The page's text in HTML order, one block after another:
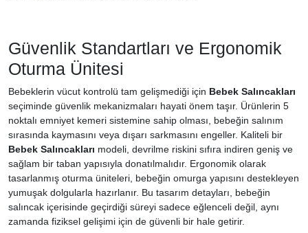
Güvenlik Standartları ve Ergonomik
Oturma Ünitesi
Bebeklerin vücut kontrolü tam gelişmediği için Bebek Salıncakları
seçiminde güvenlik mekanizmaları hayati önem taşır. Ürünlerin 5
noktalı emniyet kemeri sistemine sahip olması, bebeğin salınım
sırasında kaymasını veya dışarı sarkmasını engeller. Kaliteli bir
Bebek Salıncakları modeli, devrilme riskini sıfıra indiren geniş ve
sağlam bir taban yapısıyla donatılmalıdır. Ergonomik olarak
tasarlanmış oturma üniteleri, bebeğin omurga yapısını destekleyen
yumuşak dolgularla hazırlanır. Bu tasarım detayları, bebeğin
salıncak içerisinde geçirdiği süreyi sadece eğlenceli değil, aynı
zamanda fiziksel gelişimi için de güvenli bir hale getirir.